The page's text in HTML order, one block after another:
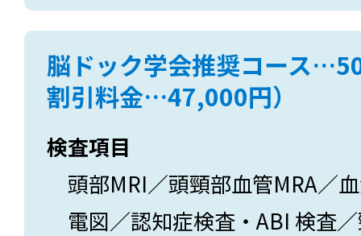
脳ドック学会推奨コース
割引料金…47,000円）
検査項目
頭部MRI／頭頸部血管MRA／
電図／認知症検査・ABI 検査